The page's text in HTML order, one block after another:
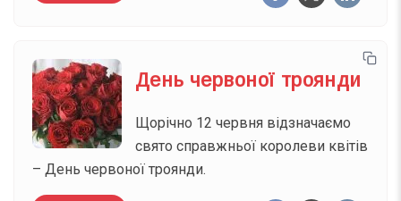
День червоної троянди
Щорічно 12 червня відзначаємо
свято справжньої королеви квітів
– День червоної троянди.